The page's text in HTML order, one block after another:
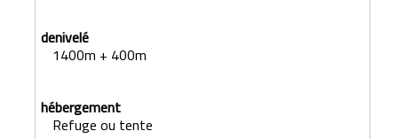
1400m + 400m
Refuge ou tente